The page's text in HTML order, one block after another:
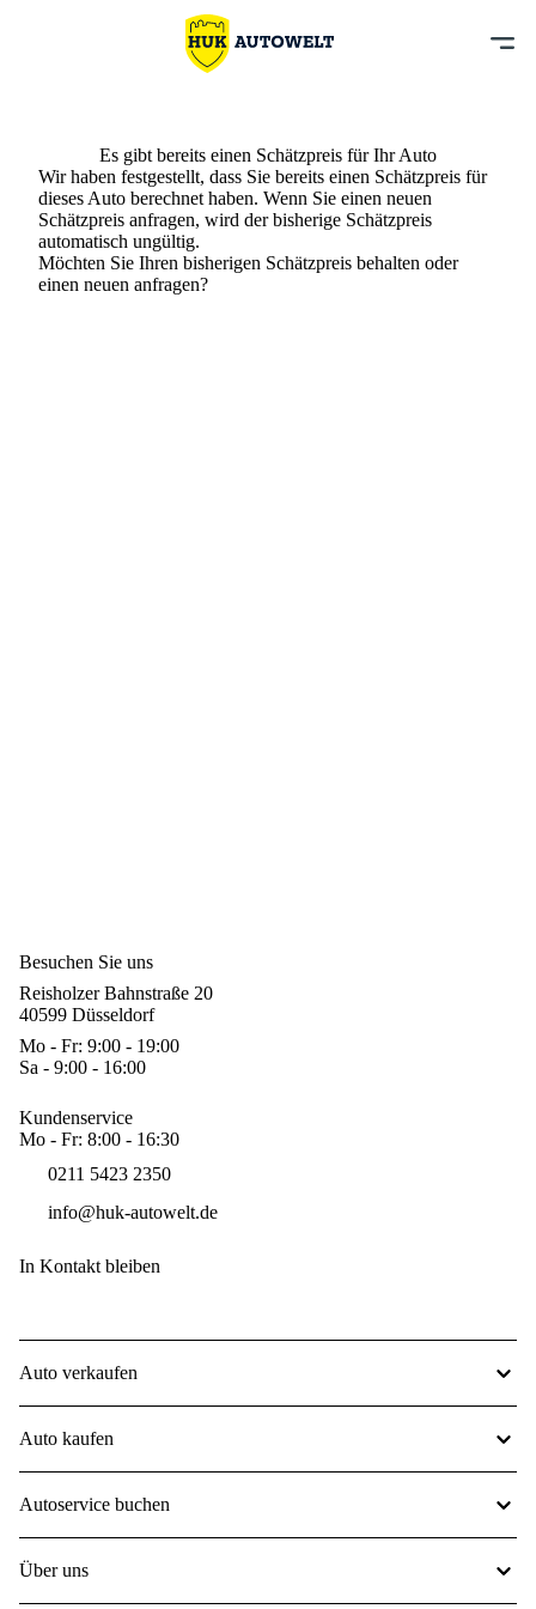
Es gibt bereits einen Schätzpreis für Ihr Auto
Wir haben festgestellt, dass Sie bereits einen Schätzpreis für
dieses Auto berechnet haben. Wenn Sie einen neuen
Schätzpreis anfragen, wird der bisherige Schätzpreis
automatisch ungültig.
Möchten Sie Ihren bisherigen Schätzpreis behalten oder
einen neuen anfragen?
Besuchen Sie uns
Reisholzer Bahnstraße 20
40599 Düsseldorf
Mo - Fr: 9:00 - 19:00
Sa - 9:00 - 16:00
Kundenservice
Mo - Fr: 8:00 - 16:30
0211 5423 2350
info@huk-autowelt.de
In Kontakt bleiben
Auto verkaufen
Auto kaufen
Autoservice buchen
Über uns